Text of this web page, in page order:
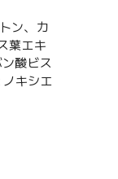
ン、カ
葉エキ
酸ビス
キシエ